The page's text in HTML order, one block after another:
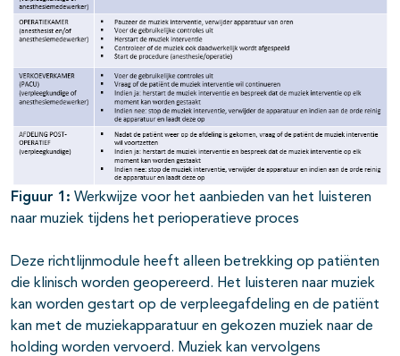
Figuur 1: Werkwijze voor het aanbieden van het luisteren
naar muziek tijdens het perioperatieve proces
Deze richtlijnmodule heeft alleen betrekking op patiënten
die klinisch worden geopereerd. Het luisteren naar muziek
kan worden gestart op de verpleegafdeling en de patiënt
kan met de muziekapparatuur en gekozen muziek naar de
holding worden vervoerd. Muziek kan vervolgens